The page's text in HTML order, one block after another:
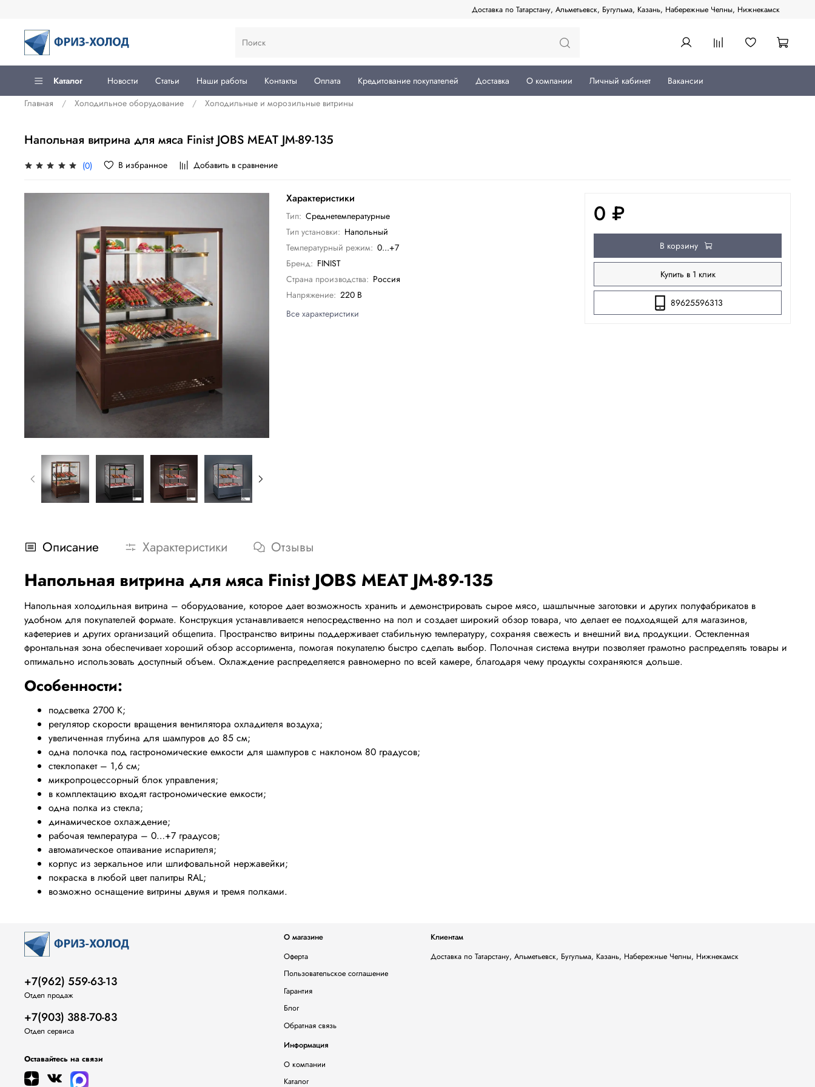
Доставка по Татарстану, Альметьевск, Бугульма, Казань, Набережные Челны, Нижнекамск
Каталог Новости Статьи Наши работы Контакты Оплата Кредитование покупателей Доставка О компании Личный кабинет
Вакансии
Главная
Холодильное оборудование Холодильные и морозильные витрины
Напольная витрина для мяса Finist JOBS MEAT JM-89-135
(0) В избранное Добавить в сравнение
Характеристики
Тип: Среднетемпературные
Тип установки: Напольный
Температурный режим: 0...+7
Бренд: FINIST
Страна производства: Россия
Напряжение: 220 В
Все характеристики
0 ₽
В корзину
Купить в 1 клик
89625596313
Описание Характеристики Отзывы
Напольная витрина для мяса Finist JOBS MEAT JM-89-135
Напольная холодильная витрина – оборудование, которое дает возможность хранить и демонстрировать сырое мясо, шашлычные заготовки и других полуфабрикатов в
удобном для покупателей формате. Конструкция устанавливается непосредственно на пол и создает широкий обзор товара, что делает ее подходящей для магазинов,
кафетериев и других организаций общепита. Пространство витрины поддерживает стабильную температуру, сохраняя свежесть и внешний вид продукции. Остекленная
фронтальная зона обеспечивает хороший обзор ассортимента, помогая покупателю быстро сделать выбор. Полочная система внутри позволяет грамотно распределять товары и
оптимально использовать доступный объем. Охлаждение распределяется равномерно по всей камере, благодаря чему продукты сохраняются дольше.
Особенности:
подсветка 2700 К;
регулятор скорости вращения вентилятора охладителя воздуха;
увеличенная глубина для шампуров до 85 см;
одна полочка под гастрономические емкости для шампуров с наклоном 80 градусов;
стеклопакет – 1,6 см;
микропроцессорный блок управления;
в комплектацию входят гастрономические емкости;
одна полка из стекла;
динамическое охлаждение;
рабочая температура – 0…+7 градусов;
автоматическое оттаивание испарителя;
корпус из зеркальное или шлифовальной нержавейки;
покраска в любой цвет палитры RAL;
возможно оснащение витрины двумя и тремя полками.
О магазине
Оферта
Пользовательское соглашение
Гарантия
Блог
Обратная связь
Клиентам
Доставка по Татарстану, Альметьевск, Бугульма, Казань, Набережные Челны, Нижнекамск
Информация
О компании
Каталог
+7(962) 559-63-13
Отдел продаж
+7(903) 388-70-83
Отдел сервиса
Оставайтесь на связи